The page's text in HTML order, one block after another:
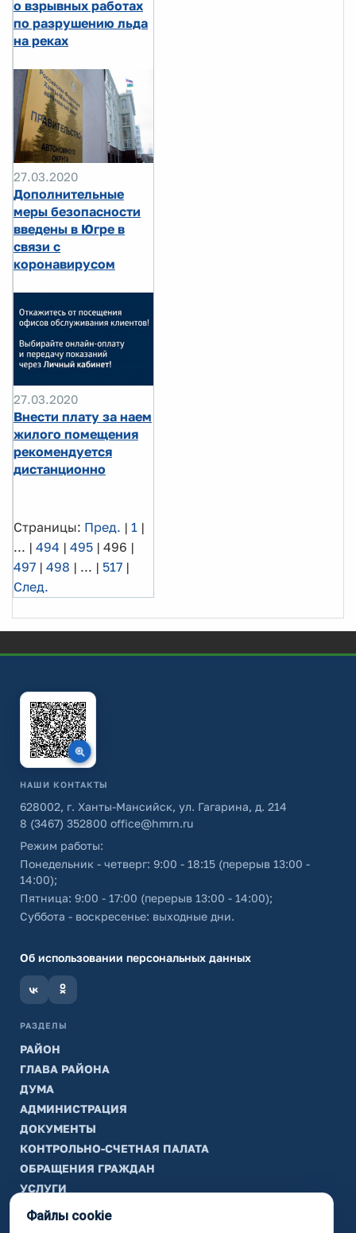
о взрывных работах
по разрушению льда
на реках
27.03.2020
Дополнительные
меры безопасности
введены в Югре в
связи с
коронавирусом
27.03.2020
Внести плату за наем
жилого помещения
рекомендуется
дистанционно
Страницы: Пред. | 1 |
... | 494 | 495 | 496 |
497 | 498 | ... | 517 |
След.
НАШИ КОНТАКТЫ
628002, г. Ханты-Мансийск, ул. Гагарина, д. 214
8 (3467) 352800 office@hmrn.ru
Режим работы:
Понедельник - четверг: 9:00 - 18:15 (перерыв 13:00 -
14:00);
Пятница: 9:00 - 17:00 (перерыв 13:00 - 14:00);
Суббота - воскресенье: выходные дни.
Об использовании персональных данных
РАЗДЕЛЫ
РАЙОН
ГЛАВА РАЙОНА
ДУМА
АДМИНИСТРАЦИЯ
ДОКУМЕНТЫ
КОНТРОЛЬНО-СЧЕТНАЯ ПАЛАТА
ОБРАЩЕНИЯ ГРАЖДАН
УСЛУГИ
ТИК
Файлы cookie